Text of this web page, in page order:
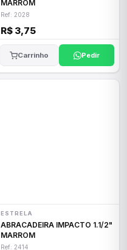
MARROM
Ref: 2028
R$ 3,75
Carrinho Pedir
ESTRELA
ABRACADEIRA IMPACTO 1.1/2"
MARROM
Ref: 2414